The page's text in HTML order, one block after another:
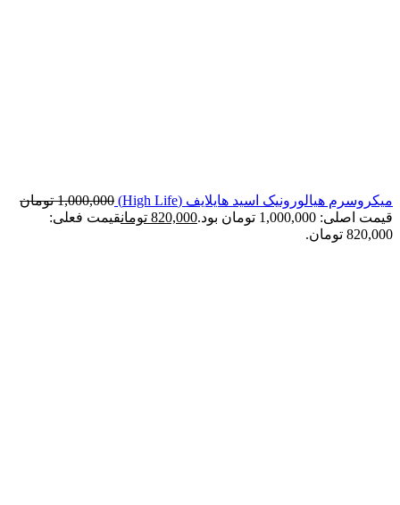
میکروسرم هیالورونیک اسید هایلایف (High Life) 1,000,000 تومان
قیمت اصلی: 1,000,000 تومان بود.
820,000 تومانقیمت فعلی:
820,000 تومان.